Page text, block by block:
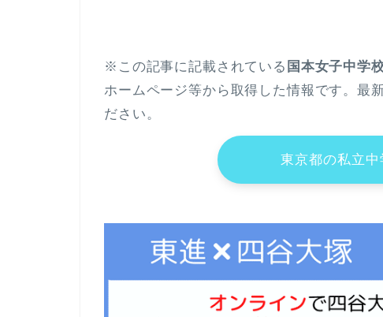
※この記事に記載されている 国本女子中学
ホームページ等から取得した情報です。最
ださい。
東京都の私立